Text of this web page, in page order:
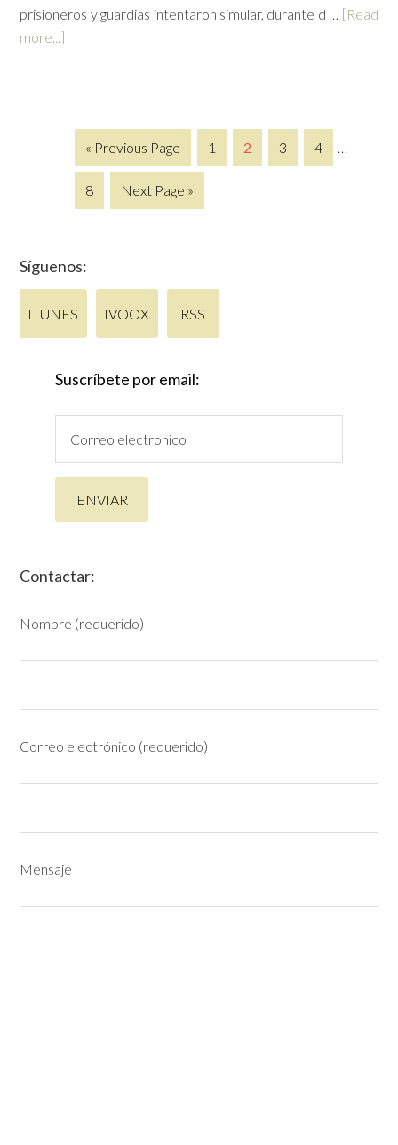
prisioneros y guardias intentaron simular, durante d … [Read
more...]
« Previous Page 1 2 3 4 …
8 Next Page »
Síguenos:
ITUNES IVOOX RSS
Suscríbete por email:
Contactar:
Nombre (requerido)
Correo electrónico (requerido)
Mensaje